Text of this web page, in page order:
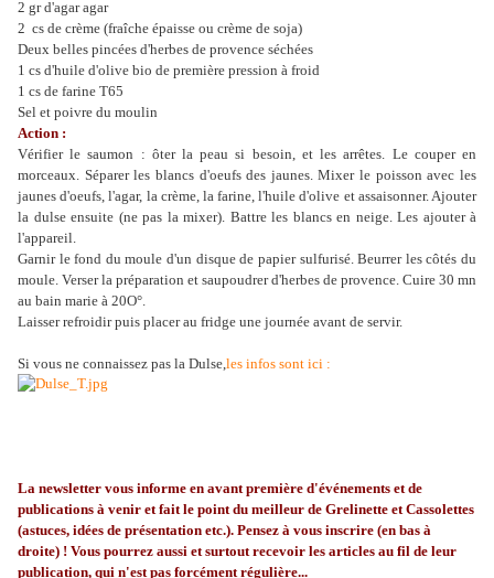
2 gr d'agar agar
2 cs de crème (fraîche épaisse ou crème de soja)
Deux belles pincées d'herbes de provence séchées
1 cs d'huile d'olive bio de première pression à froid
1 cs de farine T65
Sel et poivre du moulin
Action :
Vérifier le saumon : ôter la peau si besoin, et les arrêtes. Le couper en
morceaux. Séparer les blancs d'oeufs des jaunes. Mixer le poisson avec les
jaunes d'oeufs, l'agar, la crème, la farine, l'huile d'olive et assaisonner. Ajouter
la dulse ensuite (ne pas la mixer). Battre les blancs en neige. Les ajouter à
l'appareil.
Garnir le fond du moule d'un disque de papier sulfurisé. Beurrer les côtés du
moule. Verser la préparation et saupoudrer d'herbes de provence. Cuire 30 mn
au bain marie à 20O°.
Laisser refroidir puis placer au fridge une journée avant de servir.
Si vous ne connaissez pas la Dulse,les infos sont ici :
La newsletter vous informe en avant première d'événements et de
publications à venir et fait le point du meilleur de Grelinette et Cassolettes
(astuces, idées de présentation etc.). Pensez à vous inscrire (en bas à
droite) ! Vous pourrez aussi et surtout recevoir les articles au fil de leur
publication, qui n'est pas forcément régulière...